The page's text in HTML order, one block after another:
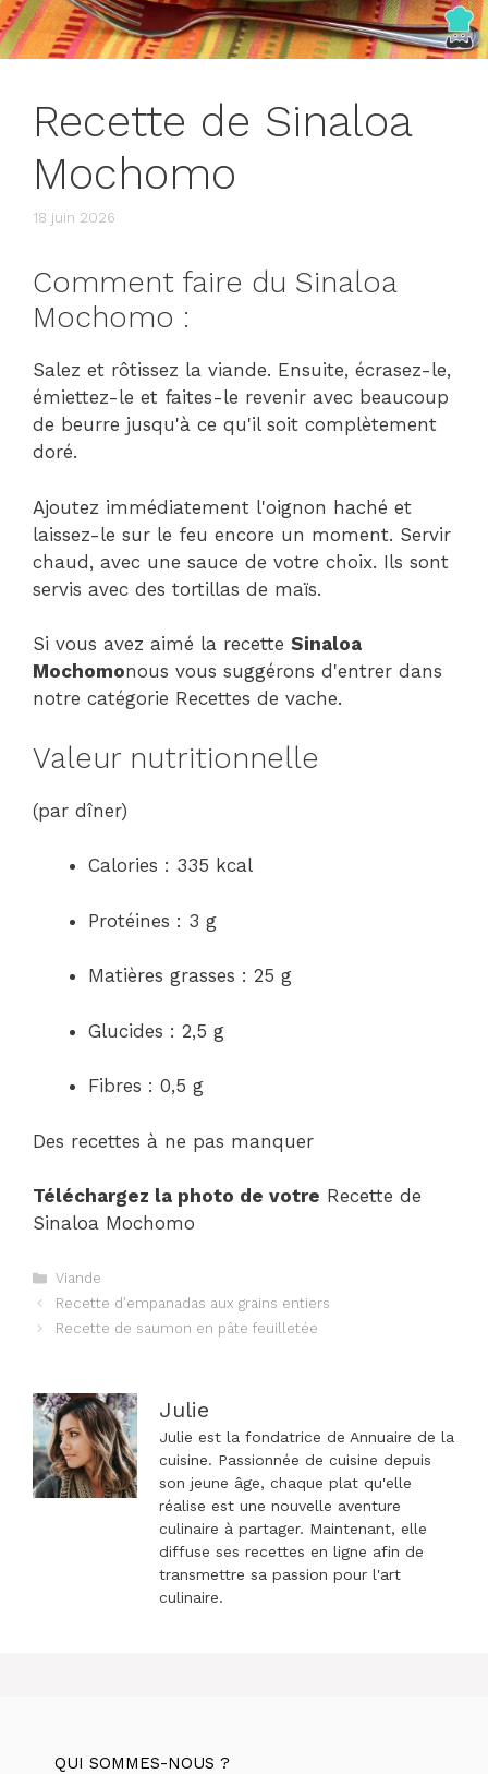
Recette de Sinaloa
Mochomo
18 juin 2026
Comment faire du Sinaloa
Mochomo :
Salez et rôtissez la viande. Ensuite, écrasez-le,
émiettez-le et faites-le revenir avec beaucoup
de beurre jusqu'à ce qu'il soit complètement
doré.
Ajoutez immédiatement l'oignon haché et
laissez-le sur le feu encore un moment. Servir
chaud, avec une sauce de votre choix. Ils sont
servis avec des tortillas de maïs.
Si vous avez aimé la recette Sinaloa
Mochomonous vous suggérons d'entrer dans
notre catégorie Recettes de vache.
Valeur nutritionnelle
(par dîner)
Calories : 335 kcal
Protéines : 3 g
Matières grasses : 25 g
Glucides : 2,5 g
Fibres : 0,5 g
Des recettes à ne pas manquer
Téléchargez la photo de votre Recette de
Sinaloa Mochomo
Catégories
Viande
Navigation
des
Recette d'empanadas aux grains entiers
Recette de saumon en pâte feuilletée
Julie
Julie est la fondatrice de Annuaire de la
cuisine. Passionnée de cuisine depuis
son jeune âge, chaque plat qu'elle
réalise est une nouvelle aventure
culinaire à partager. Maintenant, elle
diffuse ses recettes en ligne afin de
transmettre sa passion pour l'art
culinaire.
QUI SOMMES-NOUS ?